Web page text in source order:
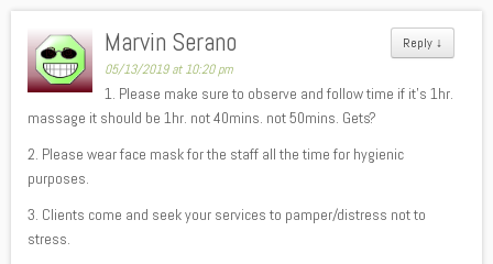
Reply ↓
Marvin Serano
05/13/2019 at 10:20 pm
1. Please make sure to observe and follow time if it’s 1hr.
massage it should be 1hr. not 40mins. not 50mins. Gets?
2. Please wear face mask for the staff all the time for hygienic
purposes.
3. Clients come and seek your services to pamper/distress not to
stress.